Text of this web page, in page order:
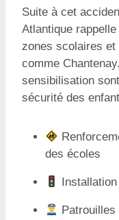
Suite à cet
Atlantique
zones scolaires
comme
sensibilisation
sécurité des
des écoles